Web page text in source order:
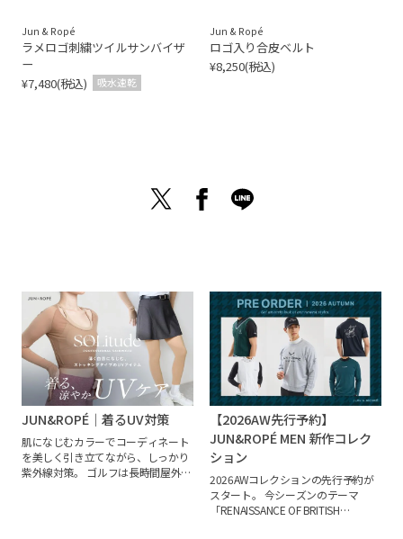
Jun & Ropé
ラメロゴ刺繍ツイルサンバイザ
ー
¥7,480(税込)
吸水速乾
Jun & Ropé
ロゴ入り合皮ベルト
¥8,250(税込)
JUN&ROPÉ｜着るUV対策
肌になじむカラーでコーディネート
を美しく引き立てながら、しっかり
紫外線対策。
ゴルフは長時間屋外で
【2026AW先行予約】
JUN&ROPÉ MEN 新作コレク
ション
2026AWコレクションの先行予約が
スタート。 今シーズンのテーマ
「RENAISSANCE OF BRITISH